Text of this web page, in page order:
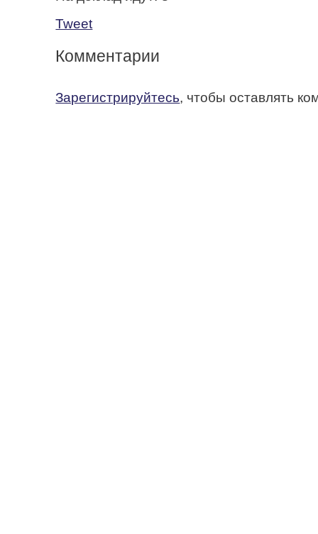
Tweet
Комментарии
Зарегистрируйтесь, чтобы оставлять